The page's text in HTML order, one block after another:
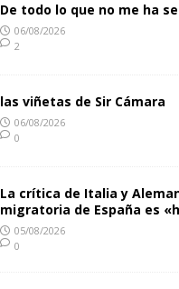
De todo lo que no me ha
06/08/2026
2
las viñetas de Sir Cámara
06/08/2026
0
La crítica de Italia y
migratoria de España es
05/08/2026
0